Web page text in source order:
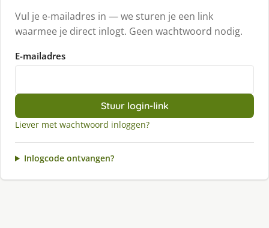
Vul je e-mailadres in — we sturen je een link
waarmee je direct inlogt. Geen wachtwoord nodig.
E-mailadres
Stuur login-link
Liever met wachtwoord inloggen?
Inlogcode ontvangen?